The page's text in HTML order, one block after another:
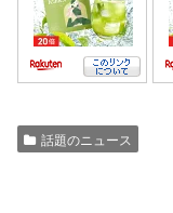
話題のニュース